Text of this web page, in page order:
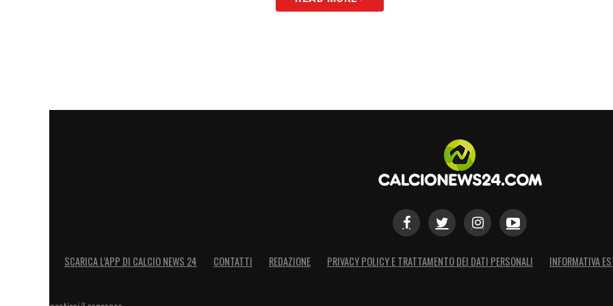
SCARICA L’APP DI CALCIO NEWS 24 CONTATTI REDAZIONE PRIVACY POLICY E TRATTAMENTO DEI DATI PERSONALI INFORMATIVA